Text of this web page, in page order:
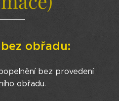
obřadu:
bez provedení
obřadu.